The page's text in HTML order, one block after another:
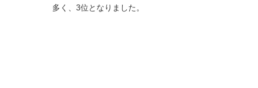
多く、3位となりました。